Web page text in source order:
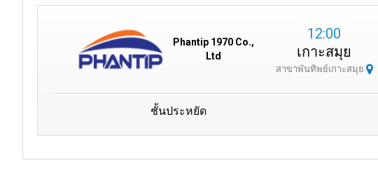
Phantip 1970 Co.,
Ltd
12:00
เกาะสมุย
สาขาพันทิพย์เกาะสมุย
ชั้นประหยัด